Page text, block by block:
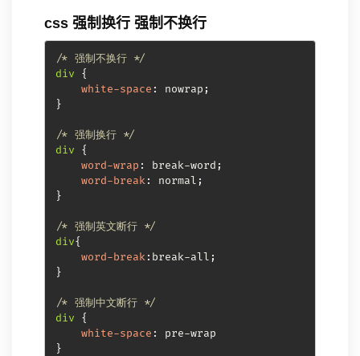
css 强制换行 强制不换行
/* 强制不换行 */
div
{
white-space : nowrap ;
}
/* 强制换行 */
div
{
word-wrap : break-word ;
word-break: normal ;
}
/* 强制英文断行 */
div{
word-break: break-all ;
}
/* 强制中文断行 */
div
{
white-space :
}